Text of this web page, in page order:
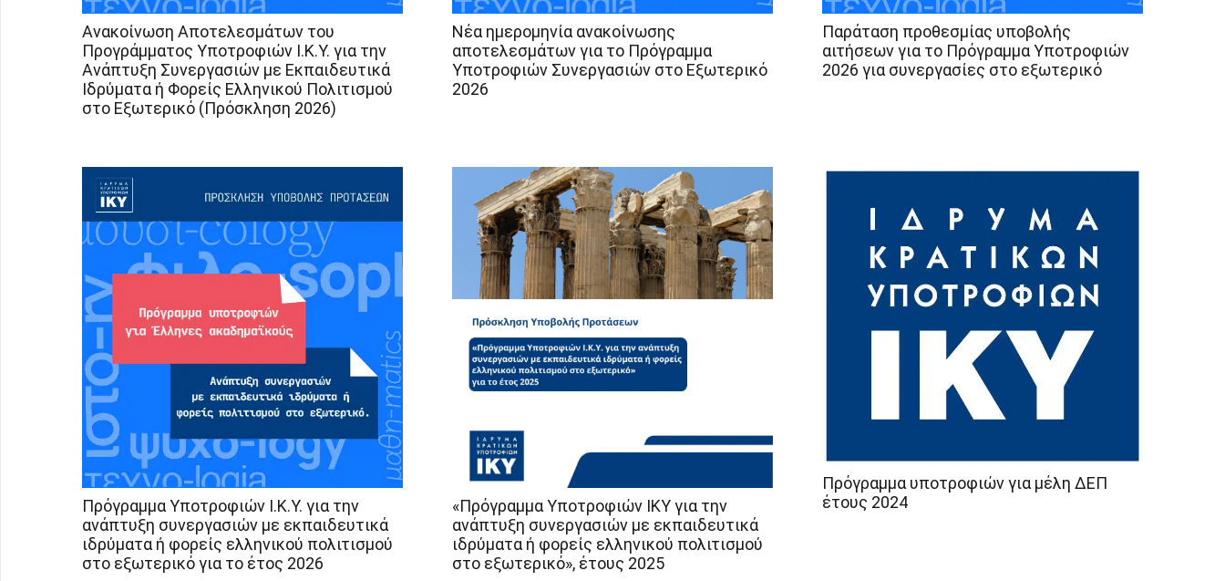
Ανακοίνωση Αποτελεσμάτων του
Προγράμματος Υποτροφιών Ι.Κ.Υ. για την
Ανάπτυξη Συνεργασιών με Εκπαιδευτικά
Ιδρύματα ή Φορείς Ελληνικού Πολιτισμού
στο Εξωτερικό (Πρόσκληση 2026)
Νέα ημερομηνία ανακοίνωσης
αποτελεσμάτων για το Πρόγραμμα
Υποτροφιών Συνεργασιών στο Εξωτερικό
2026
Παράταση προθεσμίας υποβολής
αιτήσεων για το Πρόγραμμα Υποτροφιών
2026 για συνεργασίες στο εξωτερικό
Πρόγραμμα Υποτροφιών Ι.Κ.Υ. για την
ανάπτυξη συνεργασιών με εκπαιδευτικά
ιδρύματα ή φορείς ελληνικού πολιτισμού
στο εξωτερικό για το έτος 2026
«Πρόγραμμα Υποτροφιών ΙΚΥ για την
ανάπτυξη συνεργασιών με εκπαιδευτικά
ιδρύματα ή φορείς ελληνικού πολιτισμού
στο εξωτερικό», έτους 2025
Πρόγραμμα υποτροφιών για μέλη ΔΕΠ
έτους 2024